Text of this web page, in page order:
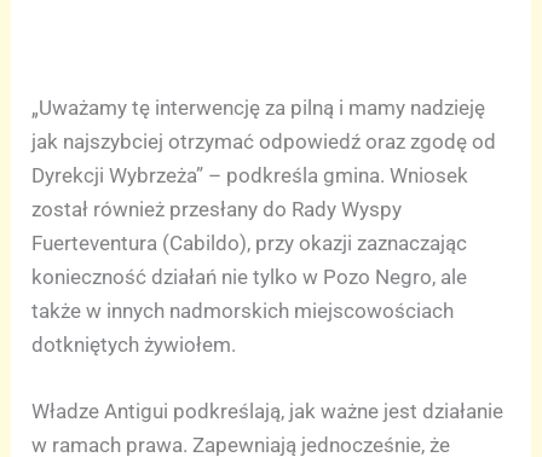
„Uważamy tę interwencję za pilną i mamy nadzieję
jak najszybciej otrzymać odpowiedź oraz zgodę od
Dyrekcji Wybrzeża” – podkreśla gmina. Wniosek
został również przesłany do Rady Wyspy
Fuerteventura (Cabildo), przy okazji zaznaczając
konieczność działań nie tylko w Pozo Negro, ale
także w innych nadmorskich miejscowościach
dotkniętych żywiołem.
Władze Antigui podkreślają, jak ważne jest działanie
w ramach prawa. Zapewniają jednocześnie, że